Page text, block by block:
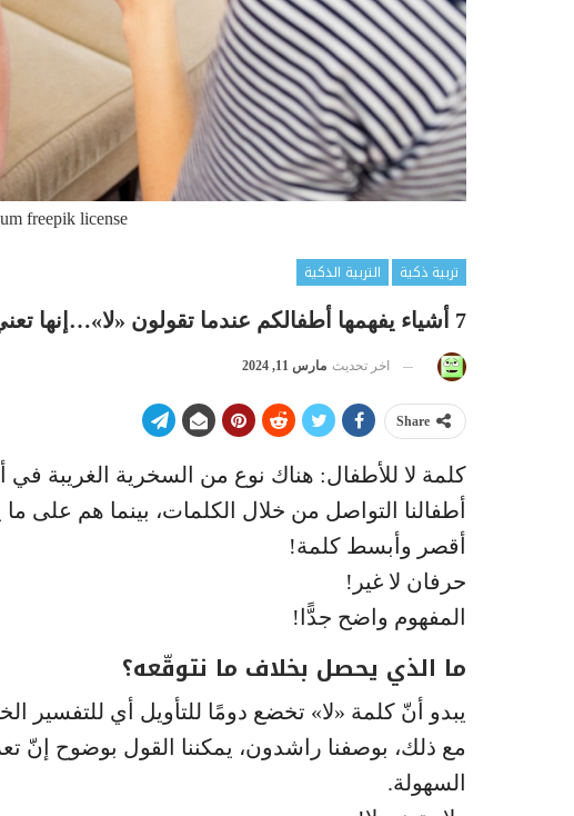
freepik license
تربية ذكية
التربية الذكية
7 أشياء يفهمها أطفالكم عندما تقولون «لا»…إنها تعني لهم شيئاً آخر !
اخر تحديث مارس 11, 2024
Share
كلمة لا للأطفال: هناك نوع من السخرية الغريبة في
أطفالنا التواصل من خلال الكلمات، بينما هم على ما
أقصر وأبسط كلمة!
حرفان لا غير!
المفهوم واضح جدًّا!
ما الذي يحصل بخلاف ما نتوقّعه؟
يبدو أنّ كلمة «لا» تخضع دومًا للتأويل أي
مع ذلك، بوصفنا راشدون، يمكننا القول بوضوح إنّ
السهولة.